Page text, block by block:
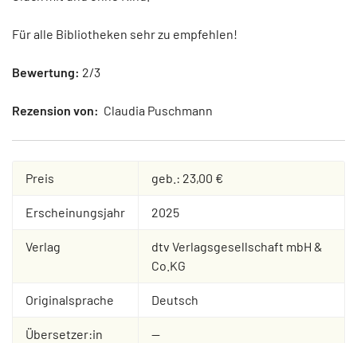
Für alle Bibliotheken sehr zu empfehlen!
Bewertung: 2/3
Rezension von: Claudia Puschmann
Preis geb.: 23,00 €
Erscheinungsjahr 2025
Verlag
dtv Verlagsgesellschaft mbH &
Co.KG
Originalsprache Deutsch
Übersetzer:in --